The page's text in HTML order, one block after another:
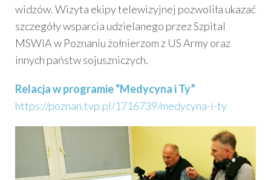
widzów. Wizyta ekipy telewizyjnej pozwoliła ukazać
szczegóły wsparcia udzielanego przez Szpital
MSWIA w Poznaniu żołnierzom z US Army oraz
innych państw sojuszniczych.
Relacja w programie “Medycyna i Ty”
https://poznan.tvp.pl/1716739/medycyna-i-ty